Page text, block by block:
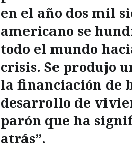
en el año dos mil
americano se
todo el mundo
crisis. Se produjo
la financiación de
desarrollo de
parón que ha
atrás”.